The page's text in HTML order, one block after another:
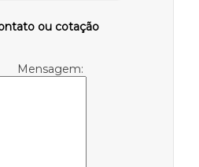
ou cotação
Mensagem: